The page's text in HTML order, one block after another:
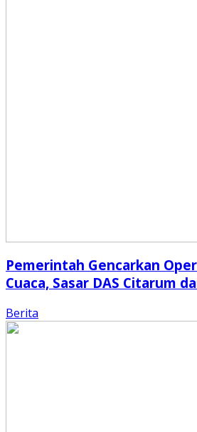
Pemerintah Gencarkan
Cuaca, Sasar DAS Citarum
Berita